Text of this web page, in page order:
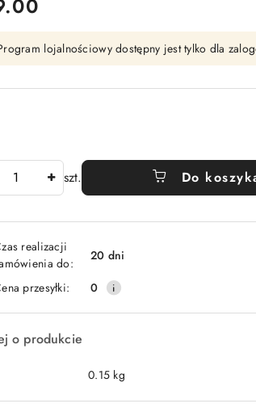
lojalnościowy dostępny jest tylko dla
szt. Do
realizacji
do:
20 dni
przesyłki:
0
o produkcie
0.15 kg